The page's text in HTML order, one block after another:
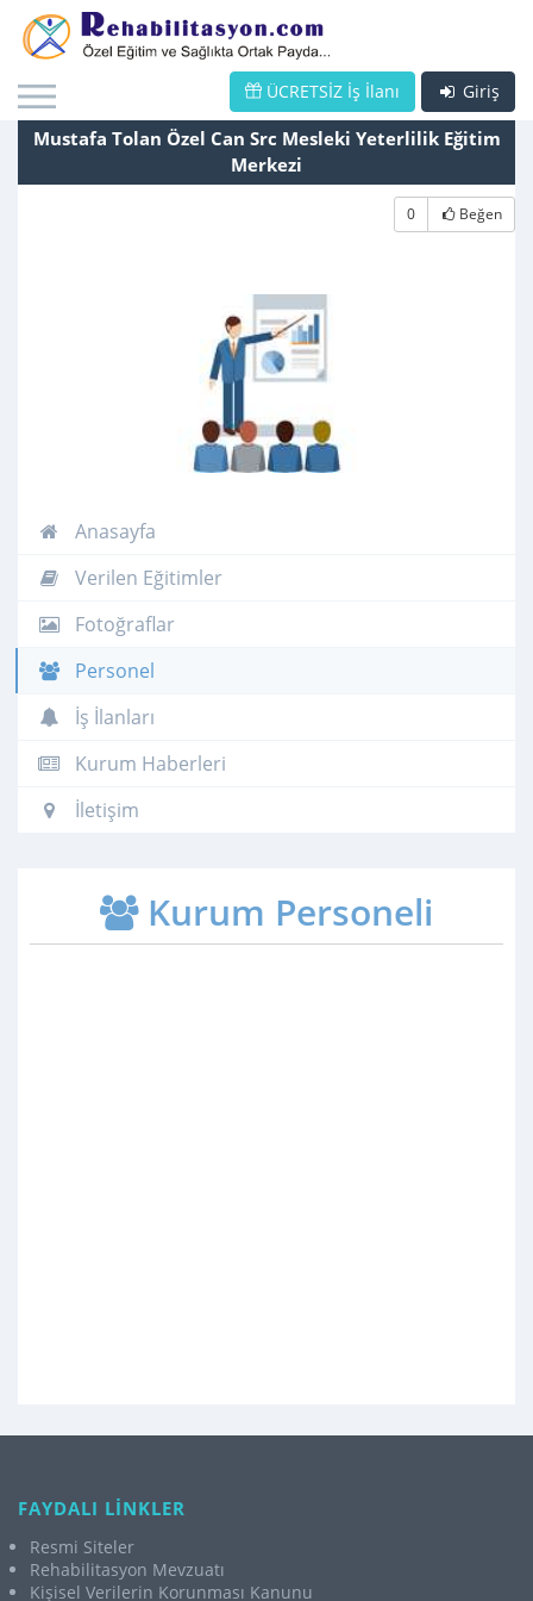
Giriş
ÜCRETSİZ İş İlanı
Mustafa Tolan Özel Can Src Mesleki Yeterlilik Eğitim
Merkezi
0 Beğen
Anasayfa
Verilen Eğitimler
Fotoğraflar
Personel
İş İlanları
Kurum Haberleri
İletişim
Kurum Personeli
FAYDALI LİNKLER
Resmi Siteler
Rehabilitasyon Mevzuatı
Kişisel Verilerin Korunması Kanunu